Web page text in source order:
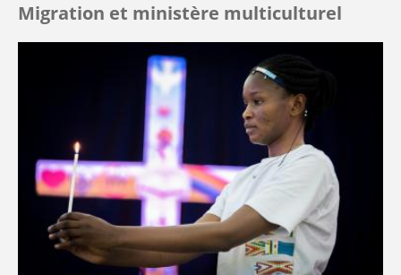
Migration et ministère multiculturel